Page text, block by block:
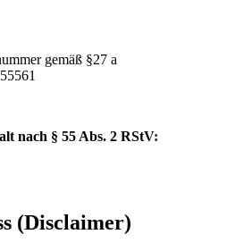
gemäß §27 a
nach § 55 Abs. 2 RStV:
(Disclaimer)